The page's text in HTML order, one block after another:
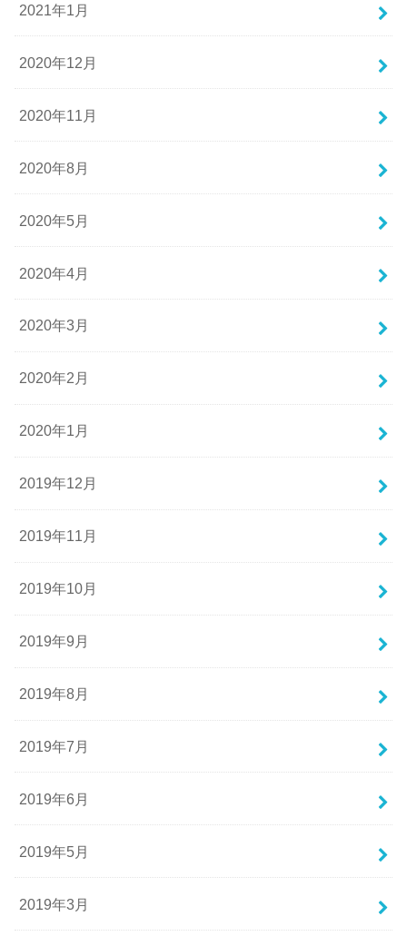
2021年1月
2020年12月
2020年11月
2020年8月
2020年5月
2020年4月
2020年3月
2020年2月
2020年1月
2019年12月
2019年11月
2019年10月
2019年9月
2019年8月
2019年7月
2019年6月
2019年5月
2019年3月